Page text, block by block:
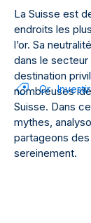
La Suisse est
endroits les
l’or. Sa
dans le
destination
nombreuses
Suisse. Dans
mythes,
partageons
sereinement.
Or Investir